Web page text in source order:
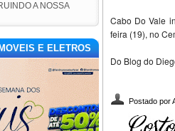
A NOSSA
E ELETROS
Cabo Do Vale
feira (19), no
Do Blog do
Postado por